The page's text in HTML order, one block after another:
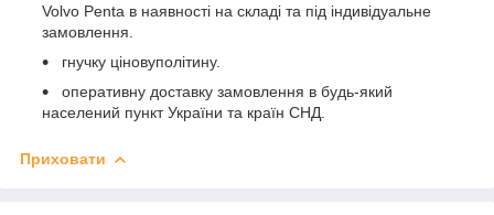
Volvo Penta в наявності на складі та під індивідуальне
замовлення.
гнучку ціновуполітину.
оперативну доставку замовлення в будь-який
населений пункт України та країн СНД.
Приховати